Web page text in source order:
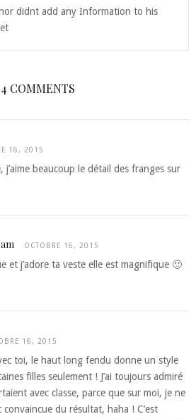
didnt add any Information to his
4 COMMENTS
16, 2015
j’aime beaucoup le détail des franges sur
OCTOBRE 16, 2015
et j’adore ta veste elle est magnifique 🙂
16, 2015
toi, le haut long fendu donne un style
filles seulement ! J’ai toujours admiré
avec classe, parce que sur moi, je ne
du résultat, haha ! C’est